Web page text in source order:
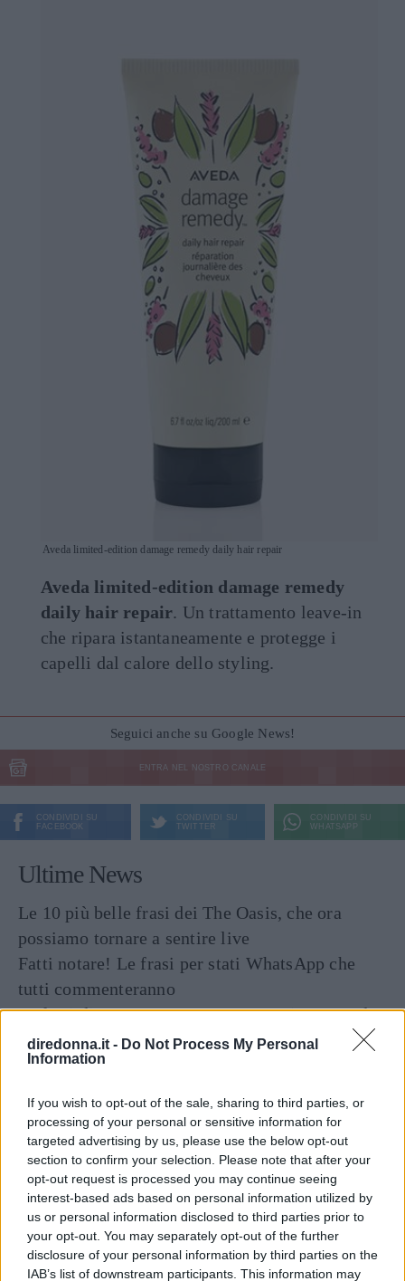
diredonna.it - Do Not Process My Personal
Information
If you wish to opt-out of the sale, sharing to third parties, or
processing of your personal or sensitive information for
targeted advertising by us, please use the below opt-out
section to confirm your selection. Please note that after your
opt-out request is processed you may continue seeing
interest-based ads based on personal information utilized by
us or personal information disclosed to third parties prior to
your opt-out. You may separately opt-out of the further
disclosure of your personal information by third parties on the
IAB’s list of downstream participants. This information may
Aveda limited-edition damage remedy daily hair repair
Aveda limited-edition damage remedy
daily hair repair. Un trattamento leave-in
che ripara istantaneamente e protegge i
capelli dal calore dello styling.
Seguici anche su Google News!
ENTRA NEL NOSTRO CANALE
CONDIVIDI SU
FACEBOOK
CONDIVIDI SU
TWITTER
CONDIVIDI SU
WHATSAPP
Ultime News
Le 10 più belle frasi dei The Oasis, che ora
possiamo tornare a sentire live
Fatti notare! Le frasi per stati WhatsApp che
tutti commenteranno
11 frasi di Papa Leone XIV, pronunciate quando
era Robert Francis Prevost
Frasi sulla libertà: le più belle da condividere e
Tailleur cerimonia 2025 economici: i più belli di
Zara, Zalando, H&M, Mango e altri